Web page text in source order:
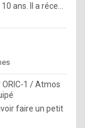
ans. Il a réce...
1 / Atmos
faire un petit